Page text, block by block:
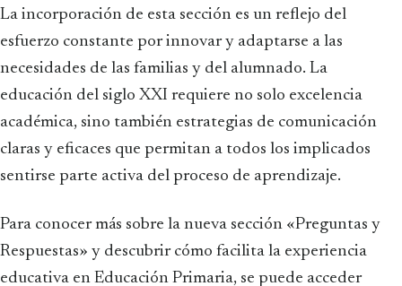
La incorporación de esta sección es un reflejo del
esfuerzo constante por innovar y adaptarse a las
necesidades de las familias y del alumnado. La
educación del siglo XXI requiere no solo excelencia
académica, sino también estrategias de comunicación
claras y eficaces que permitan a todos los implicados
sentirse parte activa del proceso de aprendizaje.
Para conocer más sobre la nueva sección «Preguntas y
Respuestas» y descubrir cómo facilita la experiencia
educativa en Educación Primaria, se puede acceder